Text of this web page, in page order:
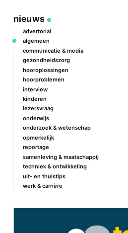
nieuws
advertorial
algemeen
communicatie & media
gezondheidszorg
hooroplossingen
hoorproblemen
interview
kinderen
lezersvraag
onderwijs
onderzoek & wetenschap
opmerkelijk
reportage
samenleving & maatschappij
techniek & ontwikkeling
uit- en thuistips
werk & carrière